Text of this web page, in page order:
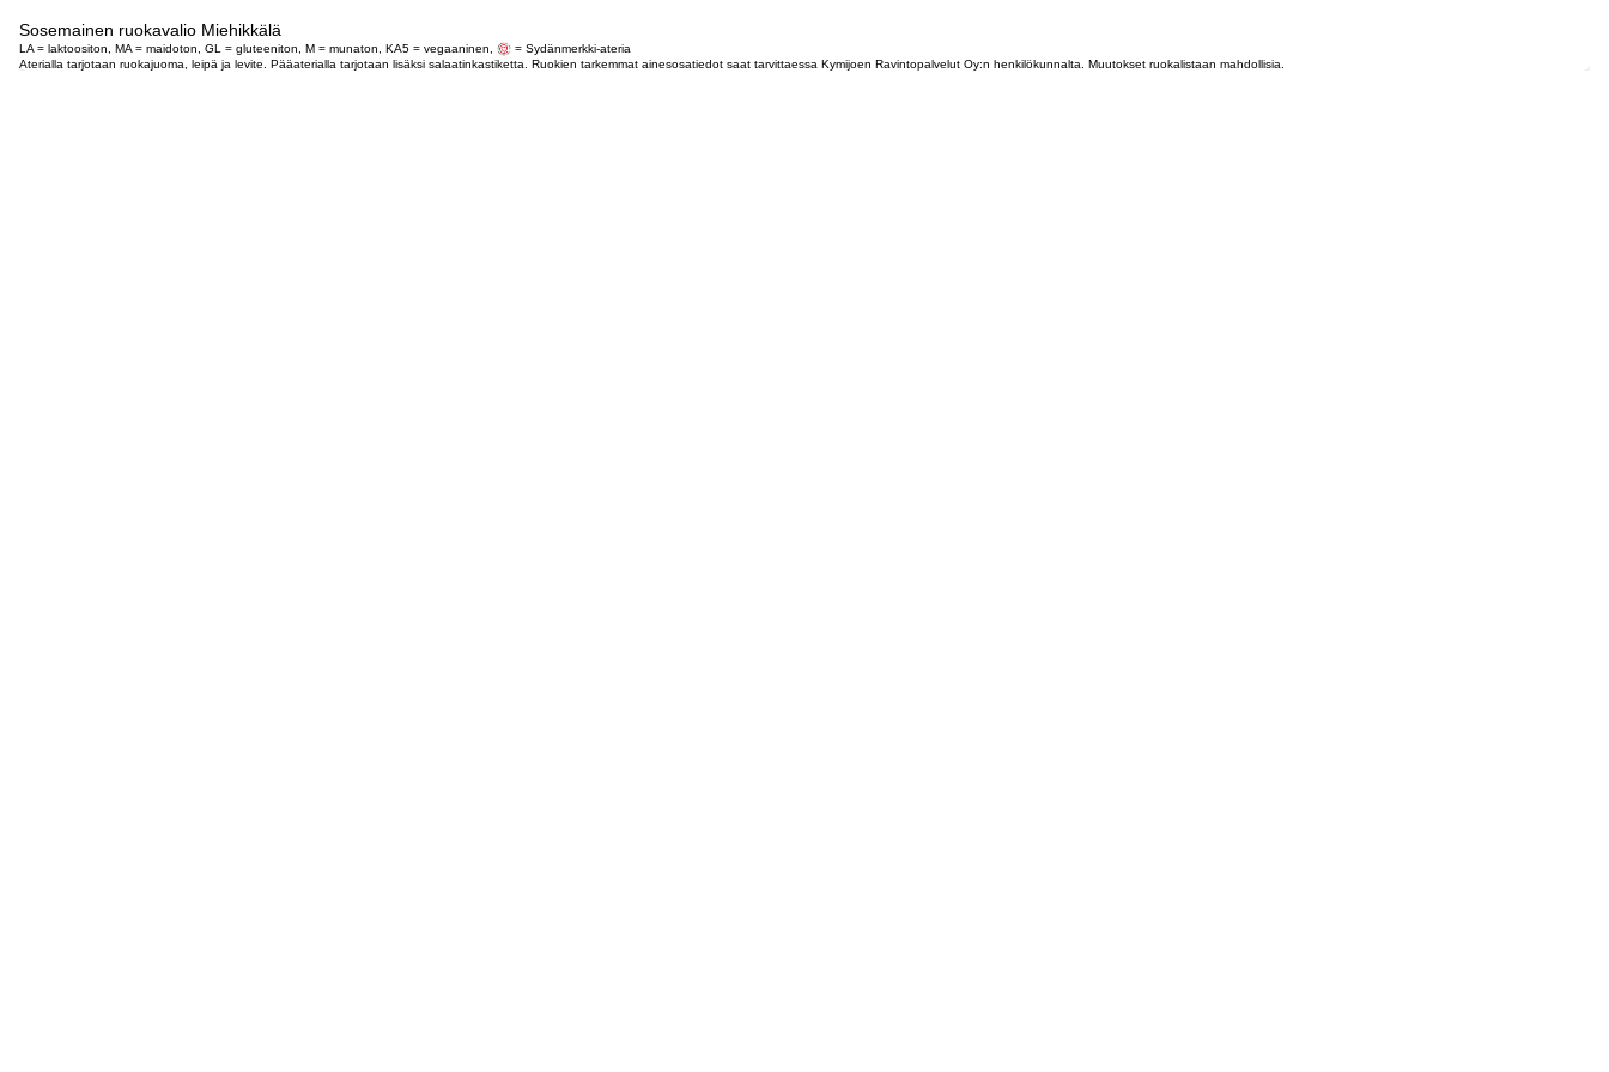
Sosemainen ruokavalio Miehikkälä
LA = laktoositon, MA = maidoton, GL = gluteeniton, M = munaton, KA5 = vegaaninen,
= Sydänmerkki-ateria
Aterialla tarjotaan ruokajuoma, leipä ja levite. Pääaterialla tarjotaan lisäksi salaatinkastiketta. Ruokien tarkemmat ainesosatiedot saat tarvittaessa Kymijoen Ravintopalvelut Oy:n henkilökunnalta. Muutokset ruokalistaan mahdollisia.